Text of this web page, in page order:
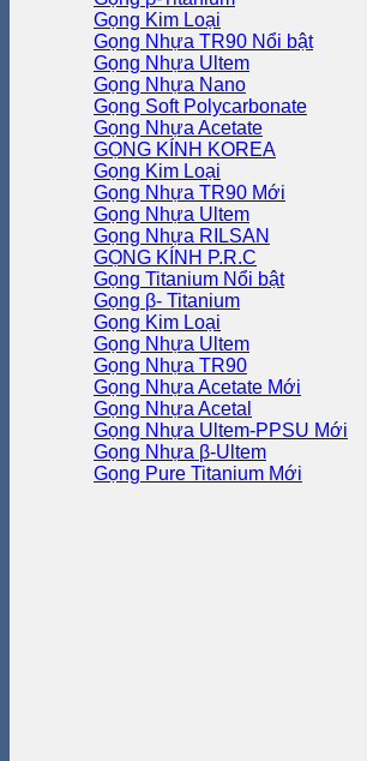
Gọng Kim Loại
Gọng Nhựa TR90
Gọng Nhựa Ultem
Gọng Nhựa Nano
Gọng Soft Polycarbonate
Gọng Nhựa Acetate
GỌNG KÍNH KOREA
Gọng Kim Loại
Gọng Nhựa TR90
Gọng Nhựa Ultem
Gọng Nhựa RILSAN
GỌNG KÍNH P.R.C
Gọng Titanium
Gọng β- Titanium
Gọng Kim Loại
Gọng Nhựa Ultem
Gọng Nhựa TR90
Gọng Nhựa Acetate
Gọng Nhựa Acetal
Gọng Nhựa Ultem-PPSU
Gọng Nhựa β-Ultem
Gọng Pure Titanium